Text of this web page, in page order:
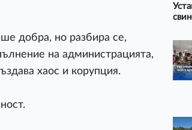
добра, но разбира се,
на администрацията,
хаос и корупция.